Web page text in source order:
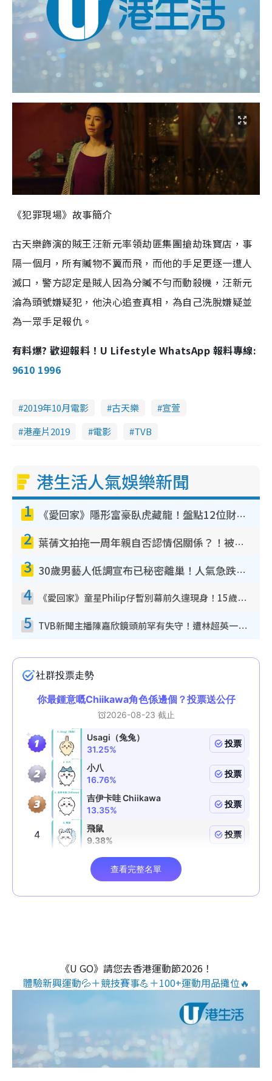
《犯罪現場》故事簡介
古天樂飾演的賊王汪新元率領劫匪集團搶劫珠寶店，事
隔一個月，所有贓物不翼而飛 ， 而他的手足更逐一遭人
滅口，警方認定是賊人因為分贓不勻而動殺機 ， 汪新元
淪為頭號嫌疑犯，他決心追查真相 ，為自己洗脫嫌疑並
為一眾手足報仇。
有料爆? 歡迎報料！U Lifestyle WhatsApp 報料專線:
9610 1996
2019年10月電影 古天樂
宣萱
港產片2019
電影 TVB
港生活人氣娛樂新聞
1 《愛回家》隱形富豪臥虎藏龍！盤點12位財氣逼人的有錢藝人：呢位靚女3億身家唔憂做
2 葉蒨文拍拖一周年親自否認情侶關係？！被質疑感情造假竟稱GM「普通同事」
3 30歲男藝人低調宣布已秘密離巢！人氣急跌變失蹤人口︰「這幾年過得並不容易」
4 《愛回家》童星Philip仔暫別幕前久違現身！15歲近況暴風長高蛻變帥氣少男
5 TVB新聞主播陳嘉欣鏡頭前罕有失守！遭林超英一句說話突襲嚇親當場大笑
《U GO》請您去香港運動節2026！
體驗新興運動💦＋競技賽事💪＋100+運動用品攤位🔥